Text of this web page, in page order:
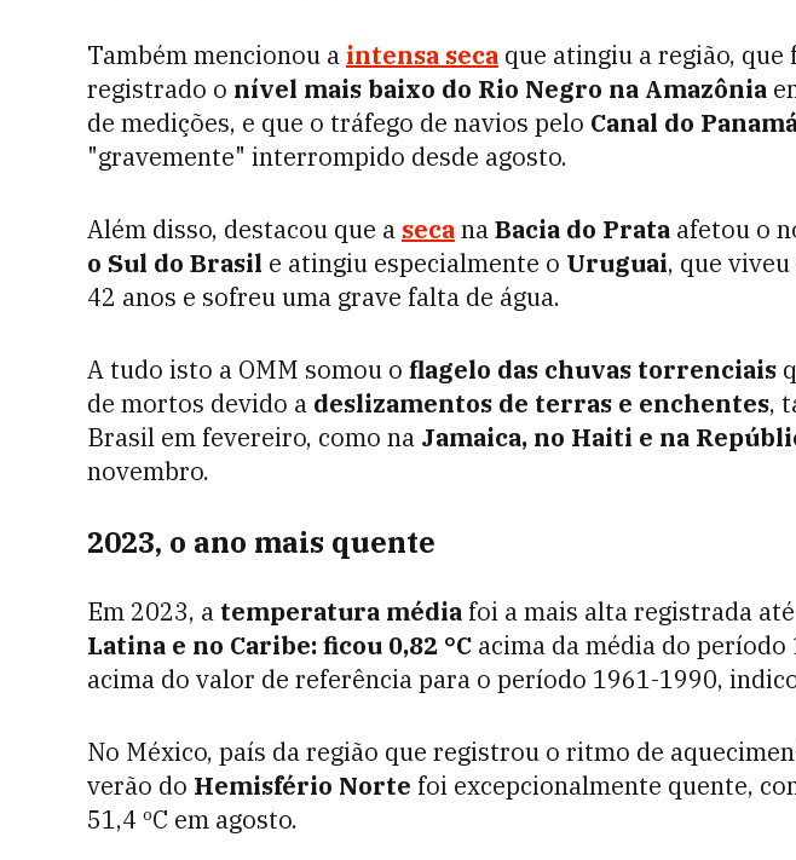
Também mencionou a intensa seca que atingiu a região, que
registrado o nível mais baixo do Rio Negro na Amazônia
de medições, e que o tráfego de navios pelo Canal do
"gravemente" interrompido desde agosto.
Além disso, destacou que a secanaBacia do Prata afetou o
o Sul do Brasil e atingiu especialmente o Uruguai, que
42 anos e sofreu uma grave falta de água.
A tudo isto a OMM somou o flagelo das chuvas torrenciais
de mortos devido a deslizamentos de terras e enchentes,
Brasil em fevereiro, como na Jamaica, no Haiti e na
novembro.
2023, o ano mais quente
Em 2023, a temperatura média foi a mais alta registrada
Latina e no Caribe: ficou 0,82 °C acima da média do período
acima do valor de referência para o período 1961-1990,
No México, país da região que registrou o ritmo de
verão do Hemisfério Norte foi excepcionalmente quente,
51,4 ºC em agosto.